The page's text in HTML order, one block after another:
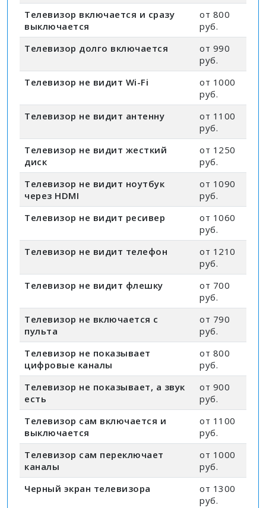
Телевизор включается и сразу
выключается
от 800
руб.
Телевизор долго включается
от 990
руб.
Телевизор не видит Wi-Fi
от 1000
руб.
Телевизор не видит антенну
от 1100
руб.
Телевизор не видит жесткий
диск
от 1250
руб.
Телевизор не видит ноутбук
через HDMI
от 1090
руб.
Телевизор не видит ресивер
от 1060
руб.
Телевизор не видит телефон
от 1210
руб.
Телевизор не видит флешку
от 700
руб.
Телевизор не включается с
пульта
от 790
руб.
Телевизор не показывает
цифровые каналы
от 800
руб.
Телевизор не показывает, а звук
есть
от 900
руб.
Телевизор сам включается и
выключается
от 1100
руб.
Телевизор сам переключает
каналы
от 1000
руб.
Черный экран телевизора
от 1300
руб.